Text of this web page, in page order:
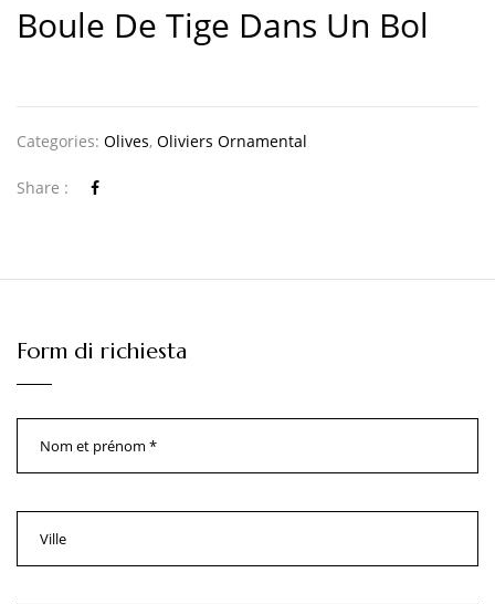
Boule De Tige Dans Un Bol
Categories: Olives, Oliviers Ornamental
Share :
Form di richiesta